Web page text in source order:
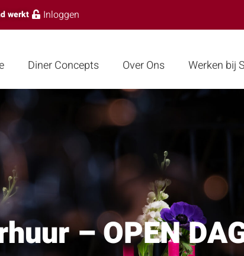
werkt Inloggen
Diner Concepts Over Ons Werken bij
– OPEN